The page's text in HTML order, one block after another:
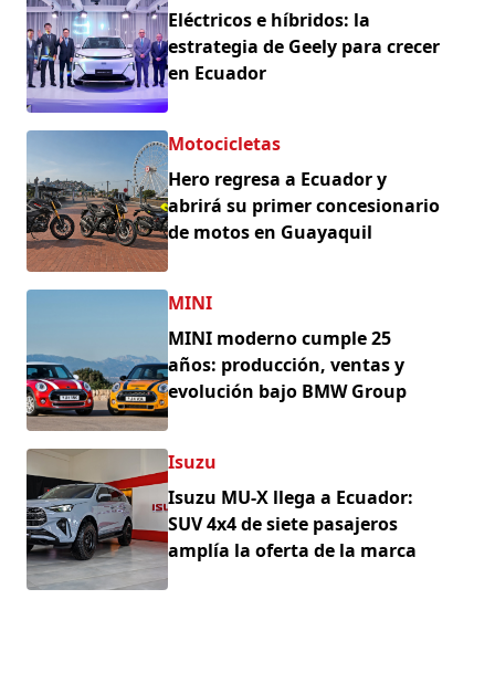
Eléctricos e híbridos: la
estrategia de Geely para crecer
en Ecuador
Motocicletas
Hero regresa a Ecuador y
abrirá su primer concesionario
de motos en Guayaquil
MINI
MINI moderno cumple 25
años: producción, ventas y
evolución bajo BMW Group
Isuzu
Isuzu MU-X llega a Ecuador:
SUV 4x4 de siete pasajeros
amplía la oferta de la marca